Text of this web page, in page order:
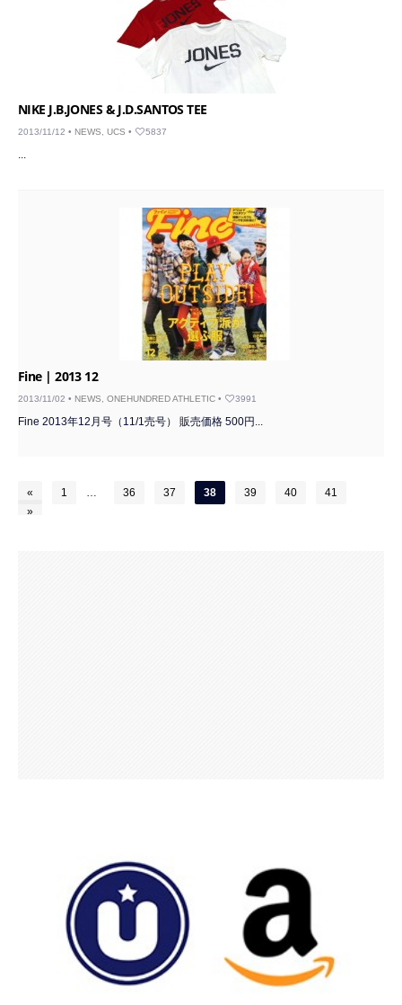
NIKE J.B.JONES & J.D.SANTOS TEE
2013/11/12 • NEWS UCS • 5837
Fine | 2013 12
2013/11/02 • NEWS ONEHUNDRED ATHLETIC • 3991
Fine 2013年12月号（11/1売号） 販売価格 500円...
« 1 36 37 38 39 40
41
»